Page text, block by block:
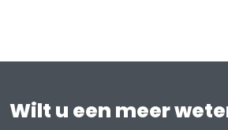
Wilt u een meer